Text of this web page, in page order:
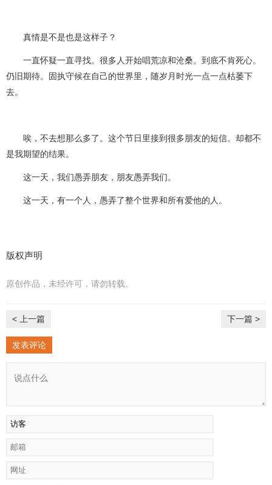
真情是不是也是这样子？
一直怀疑一直寻找。很多人开始唱荒凉和沧桑。到底不肯死心。
仍旧期待。固执守候在自己的世界里，随岁月时光一点一点枯萎下
去。
唉，不去想那么多了。这个节日里接到很多朋友的短信。却都不
是我期望的结果。
这一天，我们愚弄朋友，朋友愚弄我们。
这一天，有一个人，愚弄了整个世界和所有爱他的人。
版权声明
原创作品，未经许可，请勿转载。
< 上一篇 下一篇 >
发表评论